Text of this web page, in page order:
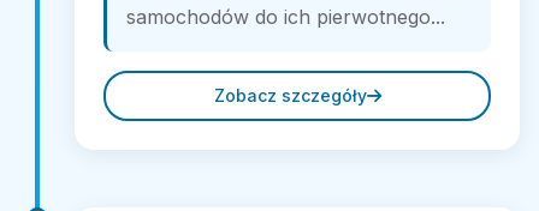
samochodów do ich pierwotnego...
Zobacz szczegóły